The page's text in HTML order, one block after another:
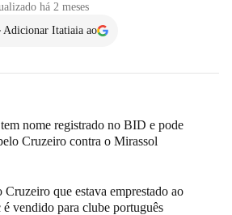
há 2 meses
Adicionar Itatiaia ao
nome registrado no BID e pode
Cruzeiro contra o Mirassol
Cruzeiro que estava emprestado ao
vendido para clube português